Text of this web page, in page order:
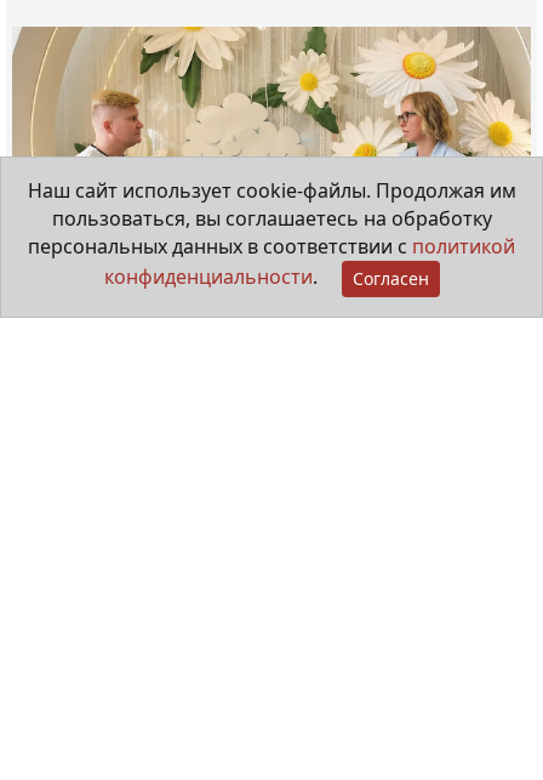
Наш сайт использует cookie-файлы. Продолжая им
пользоваться, вы соглашаетесь на обработку
персональных данных в соответствии с политикой
конфиденциальности. Согласен